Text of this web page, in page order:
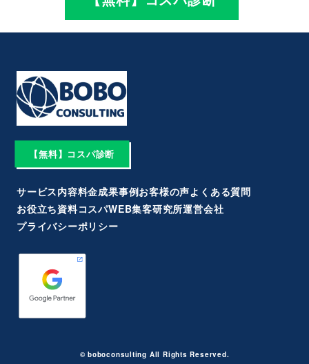
【無料】コスパ診断
サービス内容料金成果事例お客様の声よくある質問
お役立ち資料コスパWEB集客研究所運営会社
プライバシーポリシー
©︎ boboconsulting All Rights Reserved.︎